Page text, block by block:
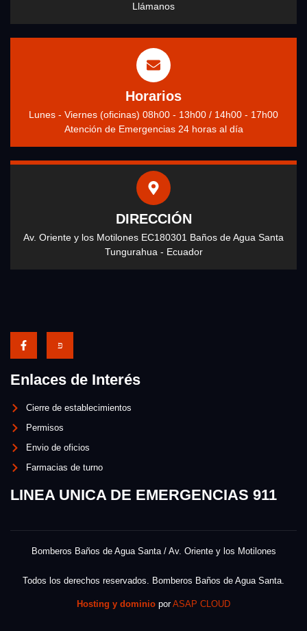
Llámanos
Horarios
Lunes - Viernes (oficinas) 08h00 - 13h00 / 14h00 - 17h00
Atención de Emergencias 24 horas al día
DIRECCIÓN
Av. Oriente y los Motilones EC180301 Baños de Agua Santa
Tungurahua - Ecuador
Enlaces de Interés
Cierre de establecimientos
Permisos
Envio de oficios
Farmacias de turno
LINEA UNICA DE EMERGENCIAS 911
Bomberos Baños de Agua Santa / Av. Oriente y los Motilones
Todos los derechos reservados. Bomberos Baños de Agua Santa.
Hosting y dominio porASAP CLOUD